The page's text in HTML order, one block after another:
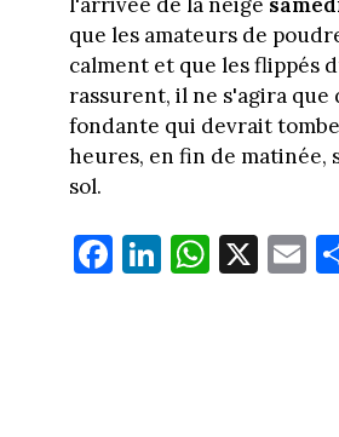
que les amateurs de
calment et que les flippés
rassurent, il ne s'agira que
fondante qui devrait
heures, en fin de matinée,
sol.
Fa
ce
Li
nk
W
ha
X E
m